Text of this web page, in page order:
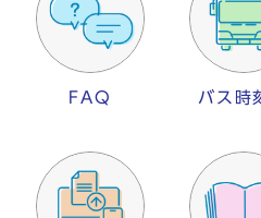
FAQ バス時